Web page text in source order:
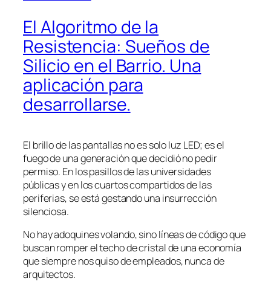
El Algoritmo de la
Resistencia: Sueños de
Silicio en el Barrio. Una
aplicación para
desarrollarse.
El brillo de las pantallas no es solo luz LED; es el
fuego de una generación que decidió no pedir
permiso. En los pasillos de las universidades
públicas y en los cuartos compartidos de las
periferias, se está gestando una insurrección
silenciosa.
No hay adoquines volando, sino líneas de código que
buscan romper el techo de cristal de una economía
que siempre nos quiso de empleados, nunca de
arquitectos.